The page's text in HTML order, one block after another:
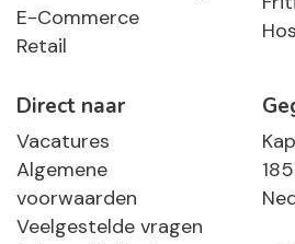
E-Commerce
Retail
Direct naar
Vacatures
Algemene
voorwaarden
Veelgestelde vragen